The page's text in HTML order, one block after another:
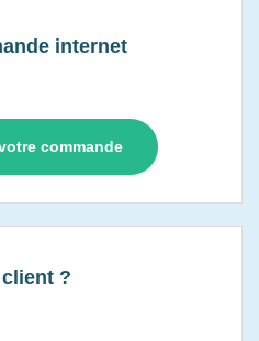
internet
commande
client ?